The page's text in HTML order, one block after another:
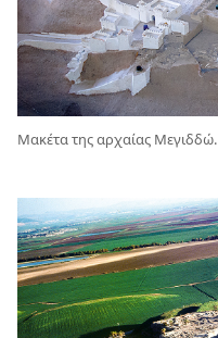
Μακέτα της αρχαίας Μεγιδδώ.